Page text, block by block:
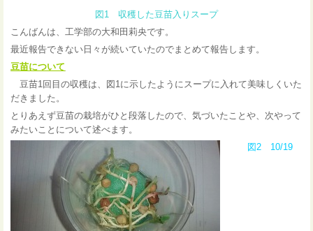
図1 収穫した豆苗入りスープ
こんばんは、工学部の大和田莉央です。
最近報告できない日々が続いていたのでまとめて報告します。
豆苗について
豆苗1回目の収穫は、図1に示したようにスープに入れて美味しくいた
だきました。
とりあえず豆苗の栽培がひと段落したので、気づいたことや、次やって
みたいことについて述べます。
図2 10/19